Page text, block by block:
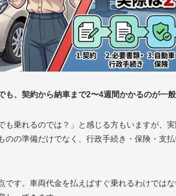
も、契約から納車まで2〜4週間かかるのが一般
も乗れるのでは？」と感じる方もいますが、
のの準備だけでなく、行政手続き・保険・支
です。車両代金を払えばすぐ乗れるわけで